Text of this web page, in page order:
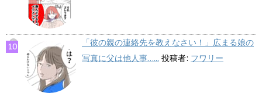
「彼の親の連絡先を教えなさい！」広まる娘の
写真に父は他人事…... 投稿者: フワリー